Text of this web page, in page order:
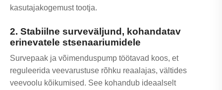
kasutajakogemust tootja.
2. Stabiilne surveväljund, kohandatav
erinevatele stsenaariumidele
Survepaak ja võimenduspump töötavad koos, et
reguleerida veevarustuse rõhku reaalajas, vältides
veevoolu kõikumised. See kohandub ideaalselt